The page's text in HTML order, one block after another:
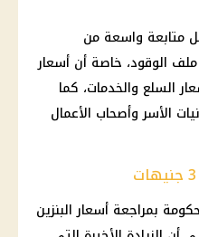
متابعة واسعة من
الوقود، خاصة أن أسعار
السلع والخدمات، كما
الأسر وأصحاب الأعمال
بمراجعة أسعار البنزين